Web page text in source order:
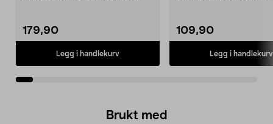
179,90
Legg i handlekurv
109,90
Legg i handlekurv
Brukt med